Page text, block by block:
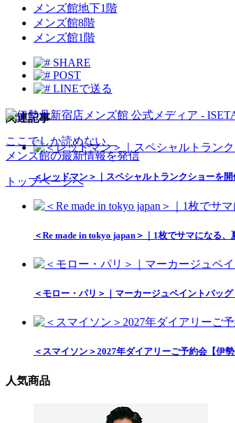
メンズ館地下1階
メンズ館8階
メンズ館1階
SHARE
POST
LINEで送る
関連記事
＜レッドマン＞｜スペシャルトランクショーを開
＜Re made in tokyo japan＞｜1枚でサマになる
＜モロー・パリ＞｜マーカージュペイントバッ
＜スマイソン＞2027年ダイアリーご予約会【伊勢
人気商品
ここでしか読めない、
メンズ館の最新情報を発信
トップページへ